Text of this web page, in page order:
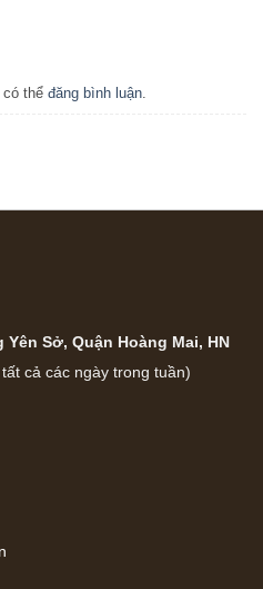
có thể đăng bình luận.
Yên Sở, Quận Hoàng Mai, HN
cả các ngày trong tuần)